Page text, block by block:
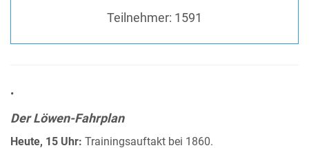
Teilnehmer: 1591
•
Der Löwen-Fahrplan
Heute, 15 Uhr: Trainingsauftakt bei 1860.